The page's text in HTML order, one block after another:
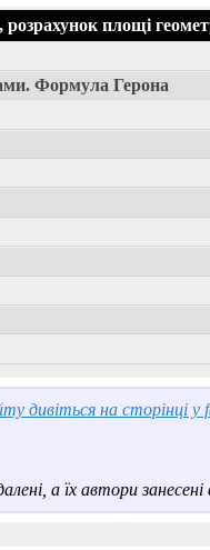
площі
Формула Герона
дивіться на сторінці у
а їх автори